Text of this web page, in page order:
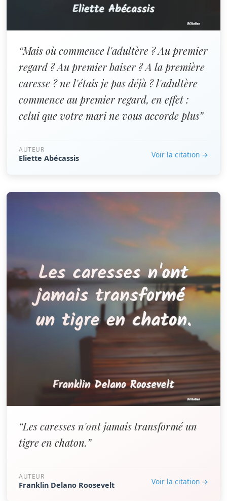
“Mais où commence l'adultère ? Au premier
regard ? Au premier baiser ? A la première
caresse ? ne l'étais je pas déjà ? l'adultère
commence au premier regard, en effet :
celui que votre mari ne vous accorde plus”
AUTEUR
Eliette Abécassis Voir la citation →
“Les caresses n'ont jamais transformé un
tigre en chaton.”
AUTEUR
Franklin Delano Roosevelt Voir la citation →